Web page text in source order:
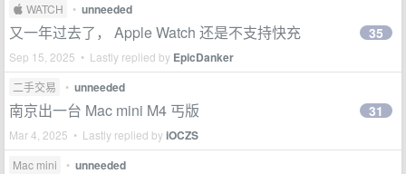
 WATCH • unneeded
又一年过去了， Apple Watch 还是不支持快充
Sep 15, 2025 • Lastly replied by EpicDanker
35
二手交易 • unneeded
南京出一台 Mac mini M4 丐版
Mar 4, 2025 • Lastly replied byiOCZS
31
Mac mini • unneeded